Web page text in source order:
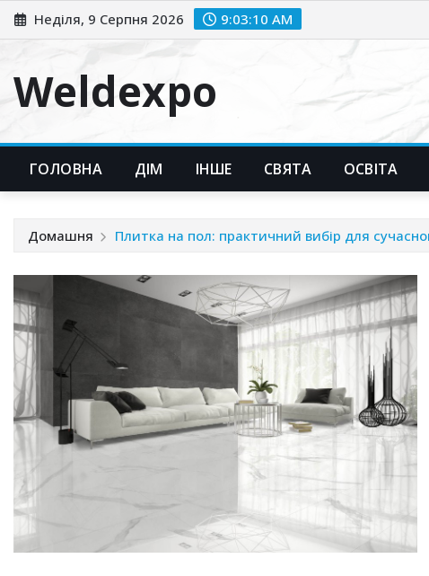
Перейти
до
Неділя, 9 Серпня 2026 9:03:12 AM
Weldexpo
ГОЛОВНА ДІМ ІНШЕ СВЯТА ОСВІТА
Домашня Плитка на пол: практичний вибір для